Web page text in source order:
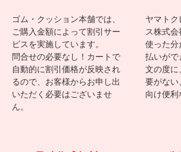
ゴム・クッション本舗の法